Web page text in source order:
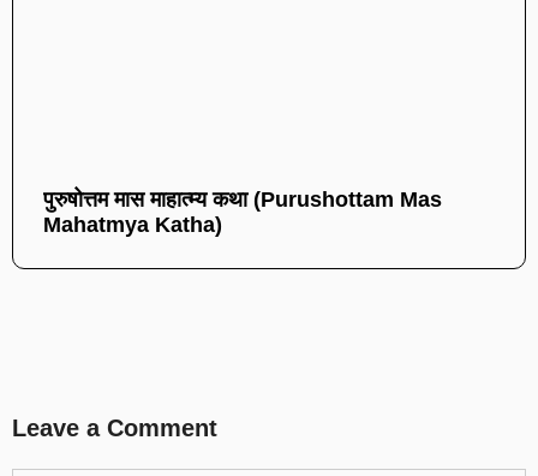
पुरुषोत्तम मास माहात्म्य कथा (Purushottam Mas
Mahatmya Katha)
Leave a Comment